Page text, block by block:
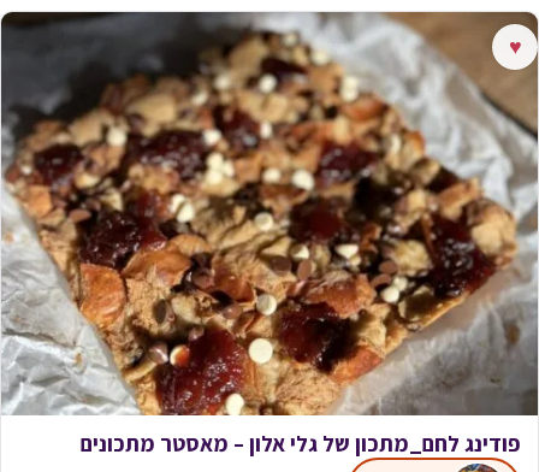
♥
פודינג לחם_מתכון של גלי אלון – מאסטר מתכונים